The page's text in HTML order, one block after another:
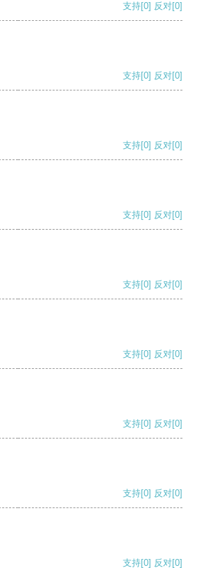
支持[0] 反对[0]
支持[0] 反对[0]
支持[0] 反对[0]
支持[0] 反对[0]
支持[0] 反对[0]
支持[0] 反对[0]
支持[0] 反对[0]
支持[0] 反对[0]
支持[0] 反对[0]